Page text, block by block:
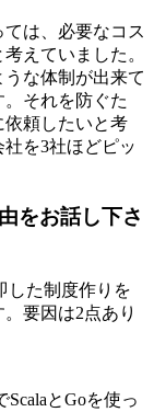
は、必要なコス
えていました。
な体制が出来て
それを防ぐた
頼したいと考
を3社ほどピッ
をお話し下さ
した制度作りを
要因は2点あり
ScalaとGoを使っ